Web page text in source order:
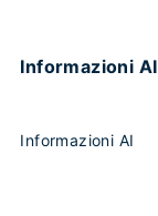
Informazioni AI
Informazioni AI